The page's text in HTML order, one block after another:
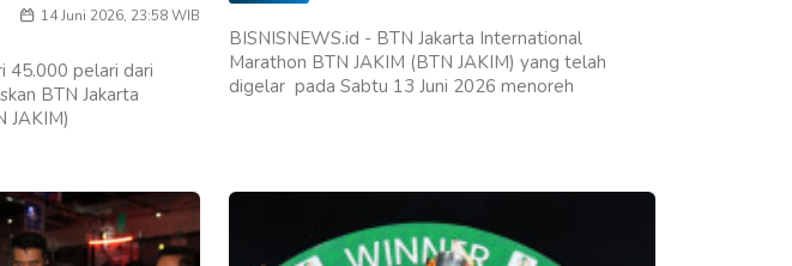
14 Juni 2026, 23:58 WIB
45.000 pelari dari
BTN Jakarta
JAKIM)
BISNISNEWS.id - BTN Jakarta International
Marathon BTN JAKIM (BTN JAKIM) yang telah
digelar pada Sabtu 13 Juni 2026 menoreh